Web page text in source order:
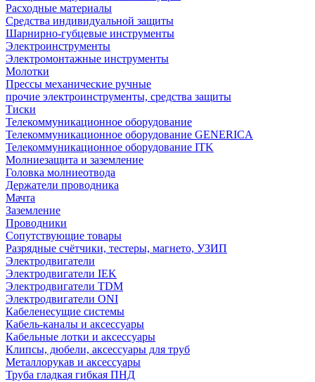
Расходные материалы
Средства индивидуальной защиты
Шарнирно-губцевые инструменты
Электроинструменты
Электромонтажные инструменты
Молотки
Прессы механические ручные
прочие электроинструменты, средства защиты
Тиски
Телекоммуникационное оборудование
Телекоммуникационное оборудование GENERICA
Телекоммуникационное оборудование ITK
Молниезащита и заземление
Головка молниеотвода
Держатели проводника
Мачта
Заземление
Проводники
Сопутствующие товары
Разрядные счётчики, тестеры, магнето, УЗИП
Электродвигатели
Электродвигатели IEK
Электродвигатели TDM
Электродвигатели ONI
Кабеленесущие системы
Кабель-каналы и аксессуары
Кабельные лотки и аксессуары
Клипсы, дюбели, аксессуары для труб
Металлорукав и аксессуары
Труба гладкая гибкая ПНД